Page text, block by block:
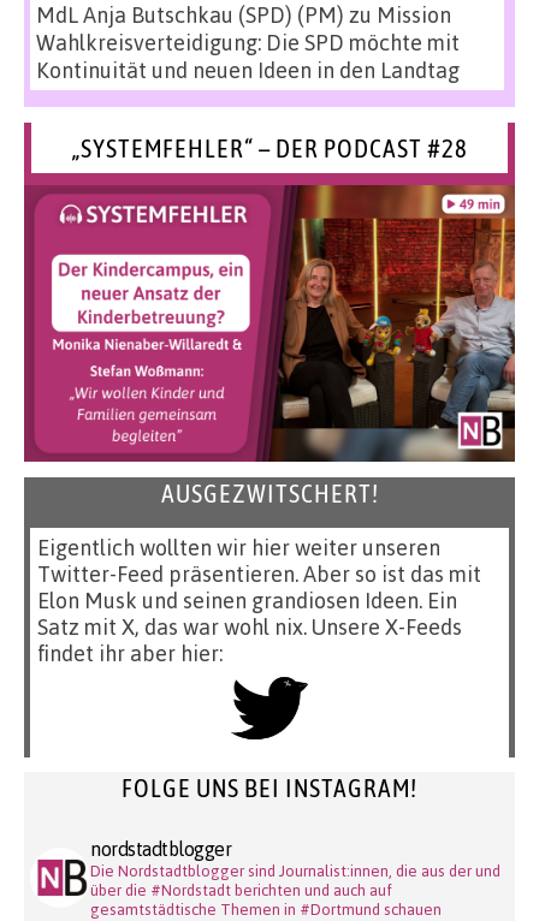
MdL Anja Butschkau (SPD) (PM) zu Mission
Wahlkreisverteidigung: Die SPD möchte mit
Kontinuität und neuen Ideen in den Landtag
„SYSTEMFEHLER“ – DER PODCAST #28
AUSGEZWITSCHERT!
Eigentlich wollten wir hier weiter unseren
Twitter-Feed präsentieren. Aber so ist das mit
Elon Musk und seinen grandiosen Ideen. Ein
Satz mit X, das war wohl nix. Unsere X-Feeds
findet ihr aber hier:
FOLGE UNS BEI INSTAGRAM!
nordstadtblogger
Die Nordstadtblogger sind Journalist:innen, die aus der und
über die #Nordstadt berichten und auch auf
gesamtstädtische Themen in #Dortmund schauen